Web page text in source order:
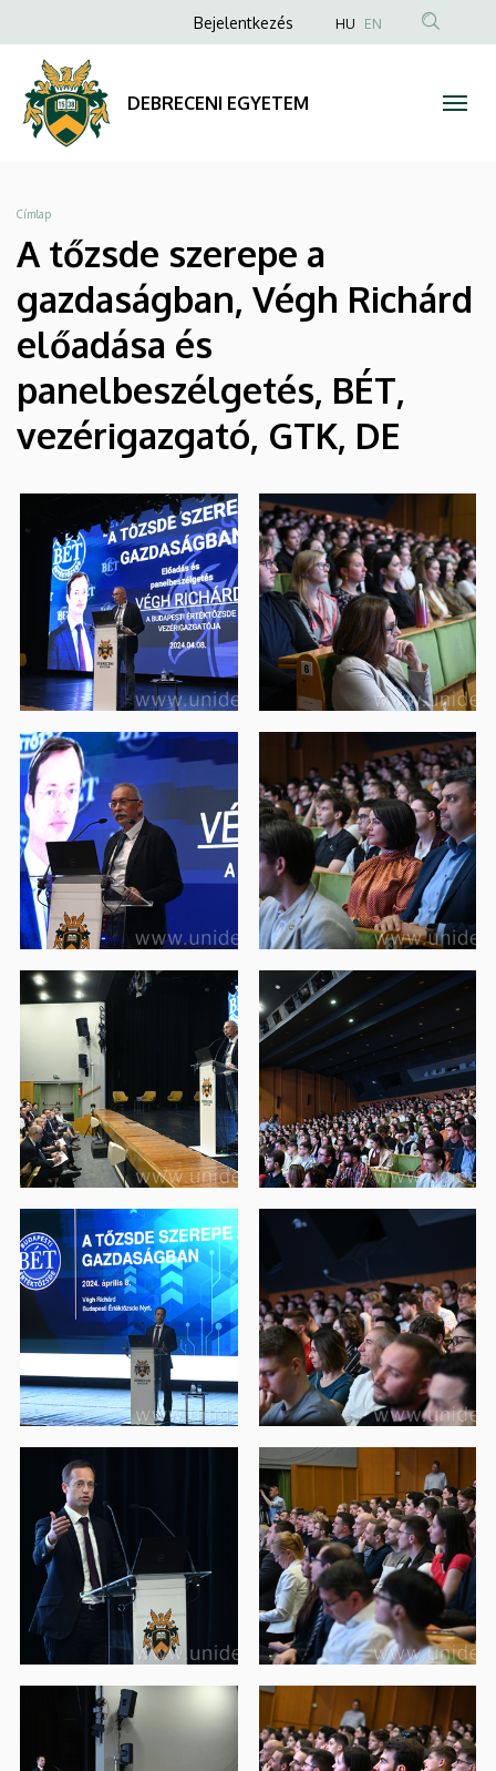
DEBRECENI
EGYETEM
a
tartalomra
Anonim
menüje
Bejelentkezés HU EN
DEBRECENI EGYETEM
Morzsa
Címlap
A tőzsde szerepe a
gazdaságban, Végh Richárd
előadása és
panelbeszélgetés, BÉT,
vezérigazgató, GTK, DE